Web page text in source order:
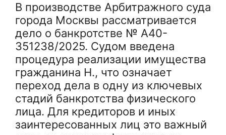
В производстве Арбитражного суда
города Москвы рассматривается
дело о банкротстве № А40-
351238/2025. Судом введена
процедура реализации имущества
гражданина Н., что означает
переход дела в одну из ключевых
стадий банкротства физического
лица. Для кредиторов и иных
заинтересованных лиц это важный